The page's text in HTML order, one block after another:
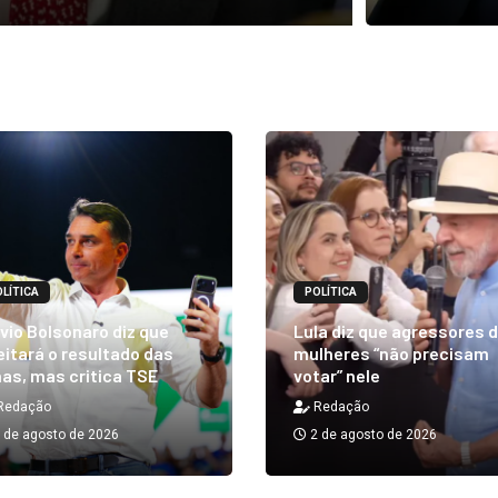
Bolsonaro diz que
o resultado das
mas critica TSE
de agosto de 2026
POLÍTICA
Lula diz que agressores
mulheres “não precisam
votar” nele
Redação
2 de agosto de 2026